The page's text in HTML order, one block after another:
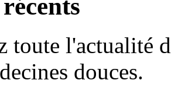
toute l'actualité
douces.